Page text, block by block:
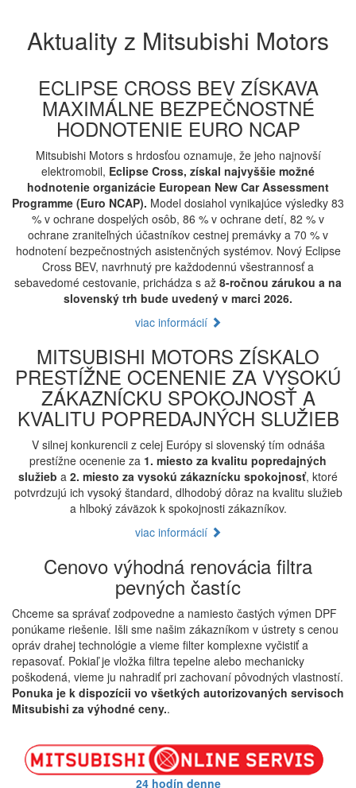
Aktuality z Mitsubishi Motors
ECLIPSE CROSS BEV ZÍSKAVA
MAXIMÁLNE BEZPEČNOSTNÉ
HODNOTENIE EURO NCAP
Mitsubishi Motors s hrdosťou oznamuje, že jeho najnovší
elektromobil, Eclipse Cross, získal najvyššie možné
hodnotenie organizácie European New Car Assessment
Programme (Euro NCAP). Model dosiahol vynikajúce výsledky 83
% v ochrane dospelých osôb, 86 % v ochrane detí, 82 % v
ochrane zraniteľných účastníkov cestnej premávky a 70 % v
hodnotení bezpečnostných asistenčných systémov. Nový Eclipse
Cross BEV, navrhnutý pre každodennú všestrannosť a
sebavedomé cestovanie, prichádza s až 8-ročnou zárukou a na
slovenský trh bude uvedený v marci 2026.
viac informácií
MITSUBISHI MOTORS ZÍSKALO
PRESTÍŽNE OCENENIE ZA VYSOKÚ
ZÁKAZNÍCKU SPOKOJNOSŤ A
KVALITU POPREDAJNÝCH SLUŽIEB
V silnej konkurencii z celej Európy si slovenský tím odnáša
prestížne ocenenie za 1. miesto za kvalitu popredajných
služieb a 2. miesto za vysokú zákaznícku spokojnosť, ktoré
potvrdzujú ich vysoký štandard, dlhodobý dôraz na kvalitu služieb
a hlboký záväzok k spokojnosti zákazníkov.
viac informácií
Cenovo výhodná renovácia filtra
pevných častíc
Chceme sa správať zodpovedne a namiesto častých výmen DPF
ponúkame riešenie. Išli sme našim zákazníkom v ústrety s cenou
opráv drahej technológie a vieme filter komplexne vyčistiť a
repasovať. Pokiaľ je vložka filtra tepelne alebo mechanicky
poškodená, vieme ju nahradiť pri zachovaní pôvodných vlastností.
Ponuka je k dispozícii vo všetkých autorizovaných servisoch
Mitsubishi za výhodné ceny..
24 hodín denne